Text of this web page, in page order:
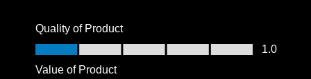
Quality of Product
Quality of Product, 1.0 out of 5
1.0
Value of Product